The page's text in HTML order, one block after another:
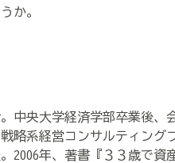
か。
中央大学経済学部卒業後、
略系経営コンサルティング
2006年、著書『３３歳で資